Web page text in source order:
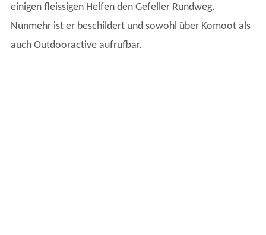
einigen fleissigen Helfen den Gefeller Rundweg.
Nunmehr ist er beschildert und sowohl über Komoot als
auch Outdooractive aufrufbar.